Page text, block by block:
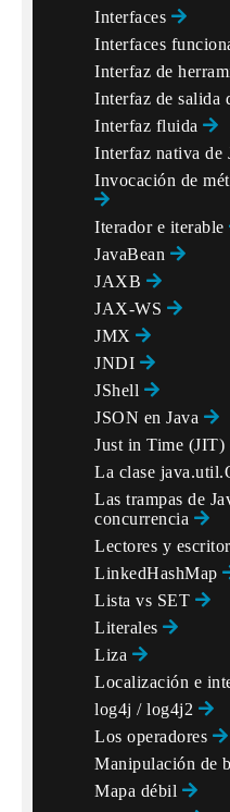
Interfaces
Interfaces
Interfaz de
Interfaz de salida
Interfaz fluida
Interfaz nativa de
Invocación de
Iterador e iterable
JavaBean
JAXB
JAX-WS
JMX
JNDI
JShell
JSON en Java
Just in Time (JIT)
La clase
Las trampas de
concurrencia
Lectores y
LinkedHashMap
Lista vs SET
Literales
Liza
Localización e
log4j / log4j2
Los operadores
Manipulación de
Mapa débil